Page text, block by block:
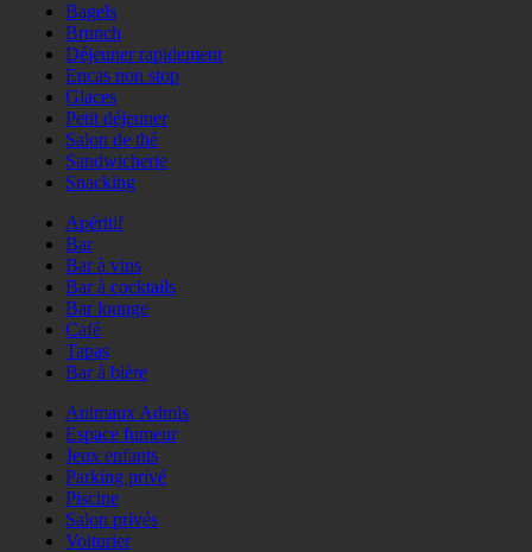
Bagels
Brunch
Déjeuner rapidement
Encas non stop
Glaces
Petit déjeuner
Salon de thé
Sandwicherie
Snacking
Apéritif
Bar
Bar à vins
Bar à cocktails
Bar lounge
Café
Tapas
Bar à bière
Animaux Admis
Espace fumeur
Jeux enfants
Parking privé
Piscine
Salon privés
Voiturier